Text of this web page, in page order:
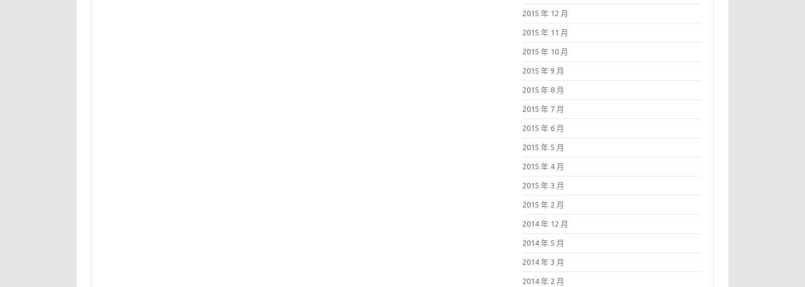
2015 年 12 月
2015 年 11 月
2015 年 10 月
2015 年 9 月
2015 年 8 月
2015 年 7 月
2015 年 6 月
2015 年 5 月
2015 年 4 月
2015 年 3 月
2015 年 2 月
2014 年 12 月
2014 年 5 月
2014 年 3 月
2014 年 2 月